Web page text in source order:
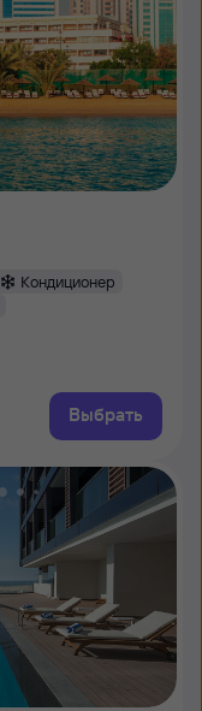
Кондиционер
Выбрать